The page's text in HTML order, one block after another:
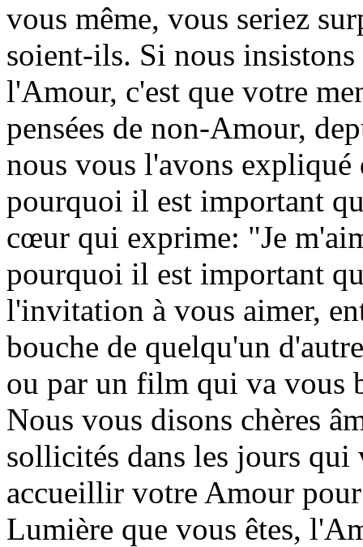
vous même, vous seriez
soient-ils. Si nous
l'Amour, c'est que votre
pensées de non-Amour,
nous vous l'avons
pourquoi il est important
cœur qui exprime: "Je
pourquoi il est important
l'invitation à vous aimer,
bouche de quelqu'un
ou par un film qui va vous
Nous vous disons chères
sollicités dans les jours qui
accueillir votre Amour
Lumière que vous êtes,